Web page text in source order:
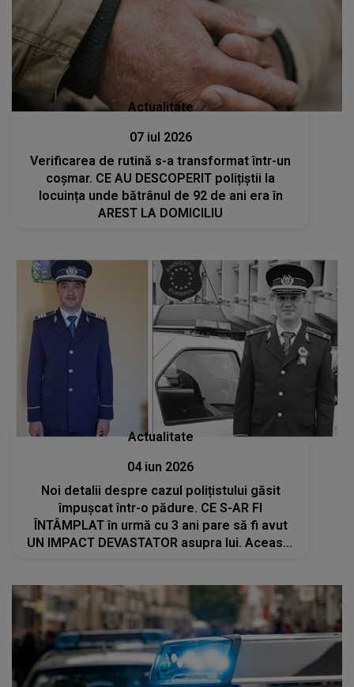
Actualitate
07 iul 2026
Verificarea de rutină s-a transformat într-un
coșmar. CE AU DESCOPERIT polițiștii la
locuința unde bătrânul de 92 de ani era în
AREST LA DOMICILIU
Actualitate
04 iun 2026
Noi detalii despre cazul polițistului găsit
împușcat într-o pădure. CE S-AR FI
ÎNTÂMPLAT în urmă cu 3 ani pare să fi avut
UN IMPACT DEVASTATOR asupra lui. Această